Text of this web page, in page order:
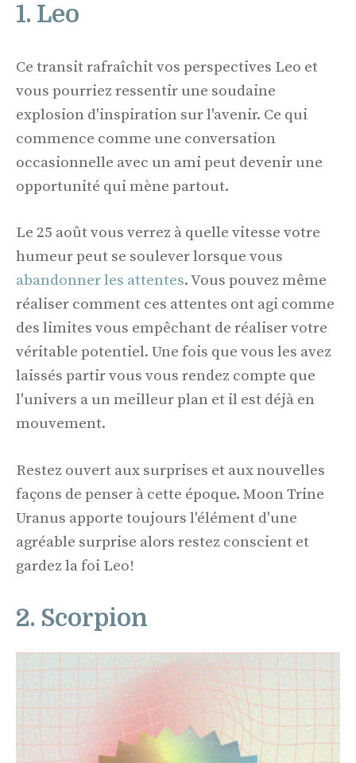
1. Leo
Ce transit rafraîchit vos perspectives Leo et
vous pourriez ressentir une soudaine
explosion d'inspiration sur l'avenir. Ce qui
commence comme une conversation
occasionnelle avec un ami peut devenir une
opportunité qui mène partout.
Le 25 août vous verrez à quelle vitesse votre
humeur peut se soulever lorsque vous
abandonner les attentes. Vous pouvez même
réaliser comment ces attentes ont agi comme
des limites vous empêchant de réaliser votre
véritable potentiel. Une fois que vous les avez
laissés partir vous vous rendez compte que
l'univers a un meilleur plan et il est déjà en
mouvement.
Restez ouvert aux surprises et aux nouvelles
façons de penser à cette époque. Moon Trine
Uranus apporte toujours l'élément d'une
agréable surprise alors restez conscient et
gardez la foi Leo!
2. Scorpion